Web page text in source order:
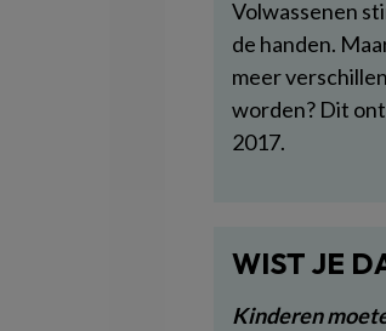
Volwassenen
de handen.
meer
worden? Dit
2017.
WIST JE
Kinderen